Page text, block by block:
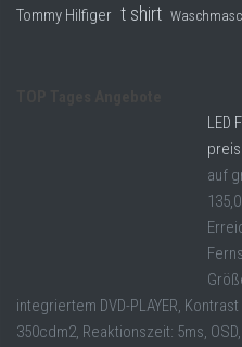
Tommy Hilfiger t shirt
LED
auf
integriertem DVD-PLAYER,
350cdm2, Reaktionszeit: 5ms,